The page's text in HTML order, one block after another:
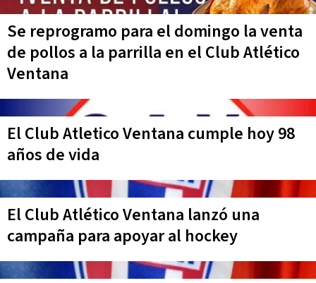
Se reprogramo para el domingo la venta
de pollos a la parrilla en el Club Atlético
Ventana
El Club Atletico Ventana cumple hoy 98
años de vida
El Club Atlético Ventana lanzó una
campaña para apoyar al hockey